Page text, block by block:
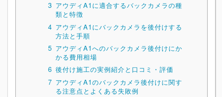
3 アウディA1に適合するバックカメラの種
類と特徴
4 アウディA1にバックカメラを後付けする
方法と手順
5 アウディA1へのバックカメラ後付けにか
かる費用相場
6 後付け施工の実例紹介と口コミ・評価
7 アウディA1のバックカメラ後付けに関す
る注意点とよくある失敗例